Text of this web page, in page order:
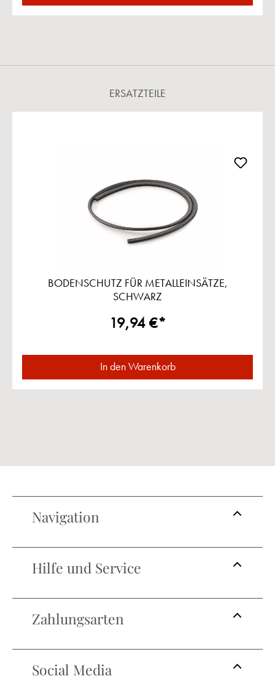
ERSATZTEILE
BODENSCHUTZ FÜR METALLEINSÄTZE,
SCHWARZ
19,94 €*
In den Warenkorb
Navigation
Hilfe und Service
Zahlungsarten
Social Media